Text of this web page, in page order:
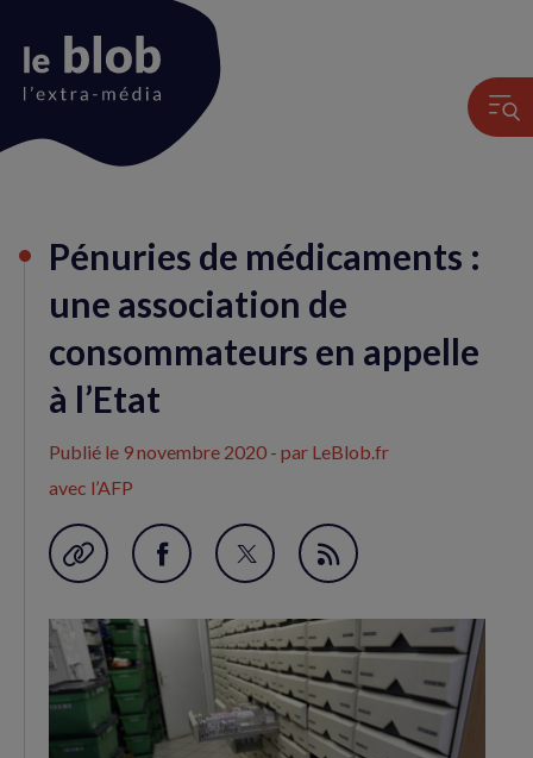
du
Pénuries de médicaments :
une association de
consommateurs en appelle
à l’Etat
Publié le 9 novembre 2020 - par LeBlob.fr
avec l’AFP
Garder en favori
Partager
Facebook
(nouvelle
fenêtre)
Partager
Twitter
(nouvelle
fenêtre)
Flux